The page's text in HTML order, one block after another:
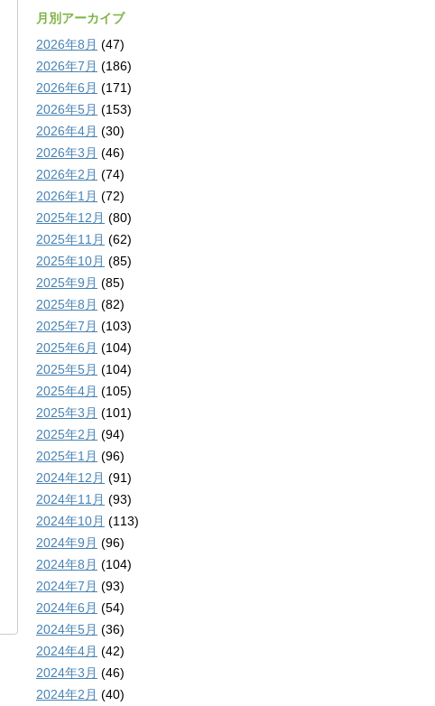
月別アーカイブ
2026年8月 (47)
2026年7月 (186)
2026年6月 (171)
2026年5月 (153)
2026年4月 (30)
2026年3月 (46)
2026年2月 (74)
2026年1月 (72)
2025年12月 (80)
2025年11月 (62)
2025年10月 (85)
2025年9月 (85)
2025年8月 (82)
2025年7月 (103)
2025年6月 (104)
2025年5月 (104)
2025年4月 (105)
2025年3月 (101)
2025年2月 (94)
2025年1月 (96)
2024年12月 (91)
2024年11月 (93)
2024年10月 (113)
2024年9月 (96)
2024年8月 (104)
2024年7月 (93)
2024年6月 (54)
2024年5月 (36)
2024年4月 (42)
2024年3月 (46)
2024年2月 (40)